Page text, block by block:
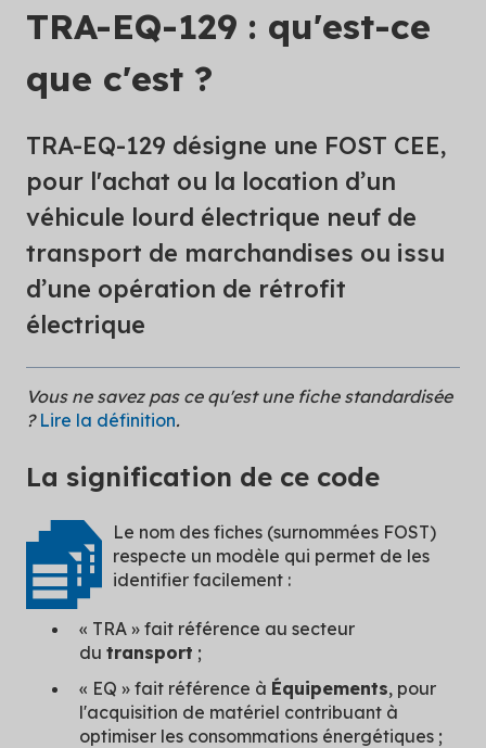
TRA-EQ-129 : qu'est-ce
que c'est ?
TRA-EQ-129 désigne une FOST CEE,
pour l'achat ou la location d’un
véhicule lourd électrique neuf de
transport de marchandises ou issu
d’une opération de rétrofit
électrique
Vous ne savez pas ce qu'est une fiche standardisée
? Lire la définition.
La signification de ce code
Le nom des fiches (surnommées FOST)
respecte un modèle qui permet de les
identifier facilement :
« TRA » fait référence au secteur
du transport ;
« EQ » fait référence à Équipements, pour
l'acquisition de matériel contribuant à
optimiser les consommations énergétiques ;